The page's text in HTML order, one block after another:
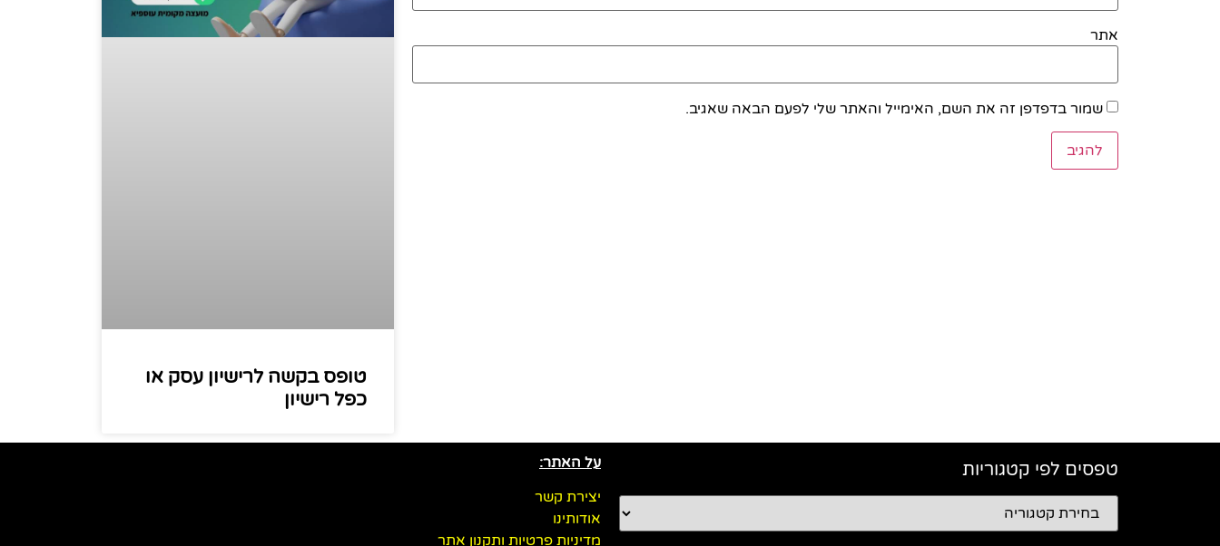
אתר
שמור בדפדפן זה את השם, האימייל והאתר שלי לפעם הבאה שאגיב.
טופס בקשה לרישיון עסק או
כפל רישיון
טפסים לפי קטגוריות
על האתר:
יצירת קשר
אודותינו
מדיניות פרטיות ותקנון אתר